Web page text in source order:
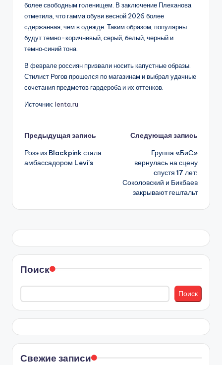
более свободным голенищем. В заключение Плеханова
отметила, что гамма обуви весной 2026 более
сдержанная, чем в одежде. Таким образом, популярны
будут темно-коричневый, серый, белый, черный и
темно‑синий тона.
В феврале россиян призвали носить капустные образы.
Стилист Рогов прошелся по магазинам и выбрал удачные
сочетания предметов гардероба и их оттенков.
Источник: lenta.ru
Навигация
записи
Предыдущая запись
Розэ из Blackpink стала
амбассадором Levi’s
Следующая запись
Группа «БиС»
вернулась на сцену
спустя 17 лет:
Соколовский и Бикбаев
закрывают гештальт
Поиск
Поиск
Свежие записи